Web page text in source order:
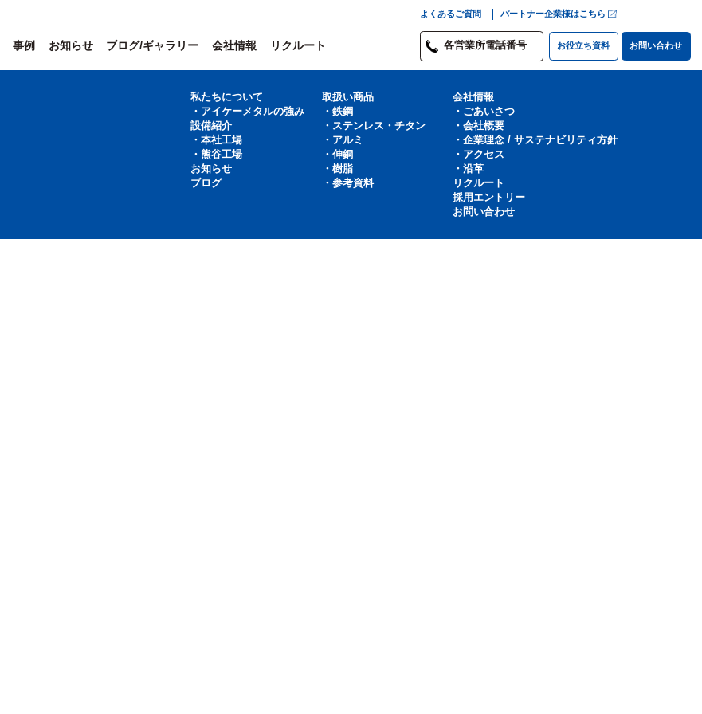
事例 お知らせ ブログ/ギャラリー 会社情報 リクルート
よくあるご質問 パートナー企業様はこちら
各営業所電話番号 お役立ち資料 お問い合わせ
私たちについて
・アイケーメタルの強み
設備紹介
・本社工場
・熊谷工場
お知らせ
ブログ
取扱い商品
・鉄鋼
・ステンレス・チタン
・アルミ
・伸銅
・樹脂
・参考資料
会社情報
・ごあいさつ
・会社概要
・企業理念 / サステナビリティ方針
・アクセス
・沿革
リクルート
採用エントリー
お問い合わせ